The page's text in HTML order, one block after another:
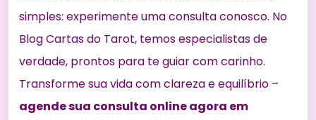
simples: experimente uma consulta conosco. No
Blog Cartas do Tarot, temos especialistas de
verdade, prontos para te guiar com carinho.
Transforme sua vida com clareza e equilíbrio –
agende sua consulta online agora em